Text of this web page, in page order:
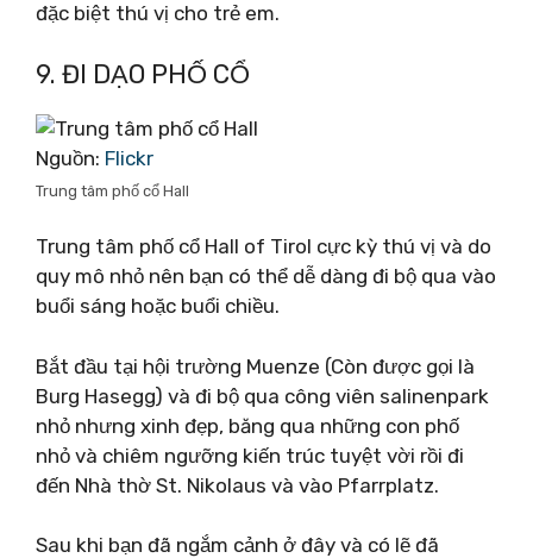
đặc biệt thú vị cho trẻ em.
9. ĐI DẠO PHỐ CỔ
Nguồn: Flickr
Trung tâm phố cổ Hall
Trung tâm phố cổ Hall of Tirol cực kỳ thú vị và do
quy mô nhỏ nên bạn có thể dễ dàng đi bộ qua vào
buổi sáng hoặc buổi chiều.
Bắt đầu tại hội trường Muenze (Còn được gọi là
Burg Hasegg) và đi bộ qua công viên salinenpark
nhỏ nhưng xinh đẹp, băng qua những con phố
nhỏ và chiêm ngưỡng kiến ​​trúc tuyệt vời rồi đi
đến Nhà thờ St. Nikolaus và vào Pfarrplatz.
Sau khi bạn đã ngắm cảnh ở đây và có lẽ đã